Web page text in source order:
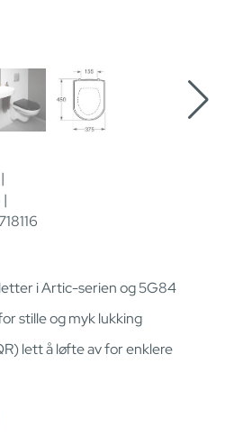
|
i Artic-serien og 5G84
stille og myk lukking
lett å løfte av for enklere